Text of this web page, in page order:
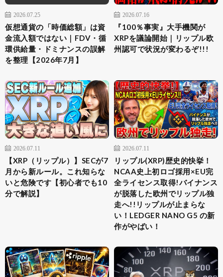
2026.07.25
仮想通貨の「時価総額」は資
金流入額ではない｜FDV・循
環供給量・ドミナンスの誤解
を整理【2026年7月】
2026.07.16
『100％事実』大手機関が
XRPを議論開始｜リップル欧
州認可で状況が変わるぞ!!!
2026.07.11
【XRP（リップル）】SECが7
月から新ルール。これ知らな
いと危険です【初心者でも10
分で解説】
2026.07.11
リップル(XRP)歴史的快挙！
NCAA史上初ロゴ採用×EU完
全ライセンス取得!バイナンス
が脱落した欧州でリップル独
走へ!!リップルが止まらな
い！LEDGER NANO G5 の新
作がやばい！